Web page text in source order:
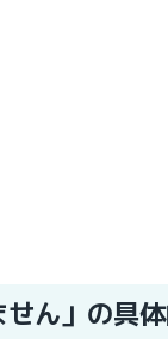
ん」の具